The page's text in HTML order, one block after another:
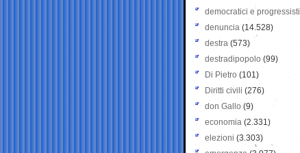
democratici e progressisti
denuncia (14.528)
destra (573)
destradipopolo (99)
Di Pietro (101)
Diritti civili (276)
don Gallo (9)
economia (2.331)
elezioni (3.303)